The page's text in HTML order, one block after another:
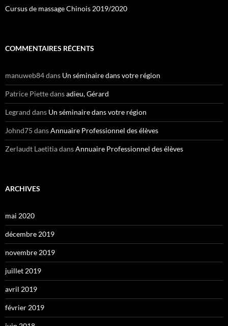
Cursus de massage Chinois 2019/2020
COMMENTAIRES RÉCENTS
manuweb84dans Un séminaire dans votre région
Patrice Piettedansadieu, Gérard
Legrand dans Un séminaire dans votre région
Johnd75 dansAnnuaire Professionnel des élèves
Zerlaudt LaetitiadansAnnuaire Professionnel des élèves
ARCHIVES
mai 2020
décembre 2019
novembre 2019
juillet 2019
avril 2019
février 2019